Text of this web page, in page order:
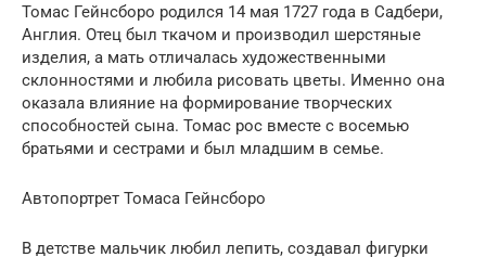
Томас Гейнсборо родился 14 мая 1727 года в Садбери,
Англия. Отец был ткачом и производил шерстяные
изделия, а мать отличалась художественными
склонностями и любила рисовать цветы. Именно она
оказала влияние на формирование творческих
способностей сына. Томас рос вместе с восемью
братьями и сестрами и был младшим в семье.
Автопортрет Томаса Гейнсборо
В детстве мальчик любил лепить, создавал фигурки